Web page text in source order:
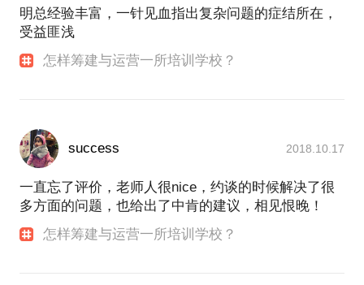
明总经验丰富，一针见血指出复杂问题的症结所在，
受益匪浅
怎样筹建与运营一所培训学校？
success 2018.10.17
一直忘了评价，老师人很nice，约谈的时候解决了很
多方面的问题，也给出了中肯的建议，相见恨晚！
怎样筹建与运营一所培训学校？